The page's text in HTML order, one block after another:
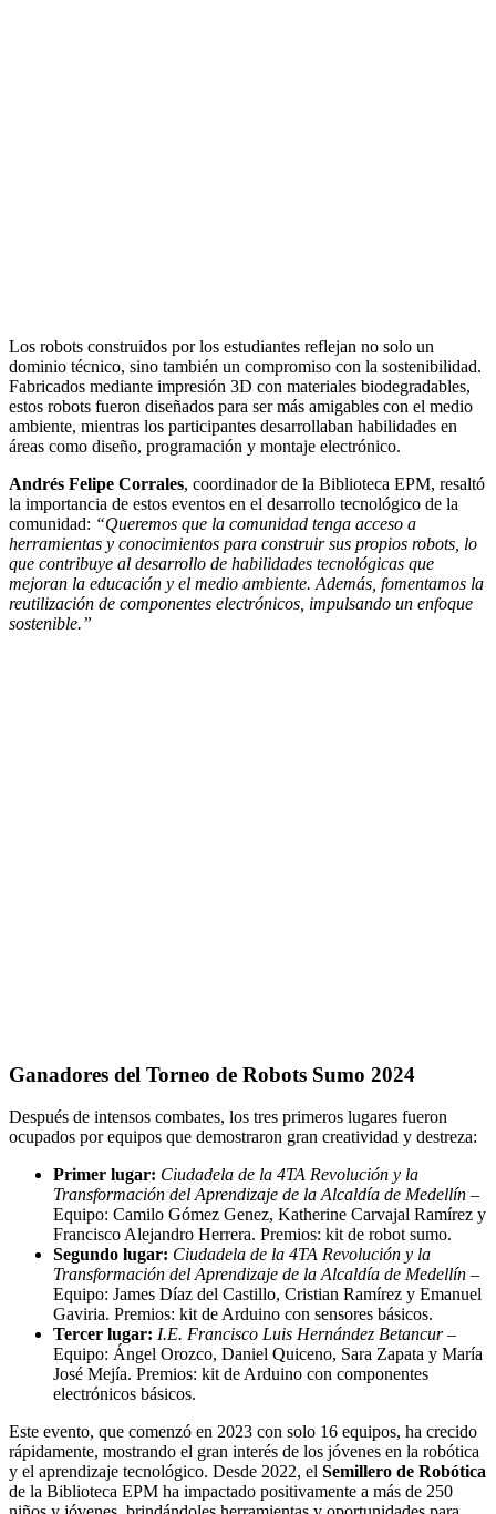
Los robots construidos por los estudiantes reflejan no solo un
dominio técnico, sino también un compromiso con la sostenibilidad.
Fabricados mediante impresión 3D con materiales biodegradables,
estos robots fueron diseñados para ser más amigables con el medio
ambiente, mientras los participantes desarrollaban habilidades en
áreas como diseño, programación y montaje electrónico.
Andrés Felipe Corrales, coordinador de la Biblioteca EPM, resaltó
la importancia de estos eventos en el desarrollo tecnológico de la
comunidad: “Queremos que la comunidad tenga acceso a
herramientas y conocimientos para construir sus propios robots, lo
que contribuye al desarrollo de habilidades tecnológicas que
mejoran la educación y el medio ambiente. Además, fomentamos la
reutilización de componentes electrónicos, impulsando un enfoque
sostenible.”
Ganadores del Torneo de Robots Sumo 2024
Después de intensos combates, los tres primeros lugares fueron
ocupados por equipos que demostraron gran creatividad y destreza:
Primer lugar: Ciudadela de la 4TA Revolución y la
Transformación del Aprendizaje de la Alcaldía de Medellín –
Equipo: Camilo Gómez Genez, Katherine Carvajal Ramírez y
Francisco Alejandro Herrera. Premios: kit de robot sumo.
Segundo lugar: Ciudadela de la 4TA Revolución y la
Transformación del Aprendizaje de la Alcaldía de Medellín –
Equipo: James Díaz del Castillo, Cristian Ramírez y Emanuel
Gaviria. Premios: kit de Arduino con sensores básicos.
Tercer lugar: I.E. Francisco Luis Hernández Betancur–
Equipo: Ángel Orozco, Daniel Quiceno, Sara Zapata y María
José Mejía. Premios: kit de Arduino con componentes
electrónicos básicos.
Este evento, que comenzó en 2023 con solo 16 equipos, ha crecido
rápidamente, mostrando el gran interés de los jóvenes en la robótica
y el aprendizaje tecnológico. Desde 2022, el Semillero de Robótica
de la Biblioteca EPM ha impactado positivamente a más de 250